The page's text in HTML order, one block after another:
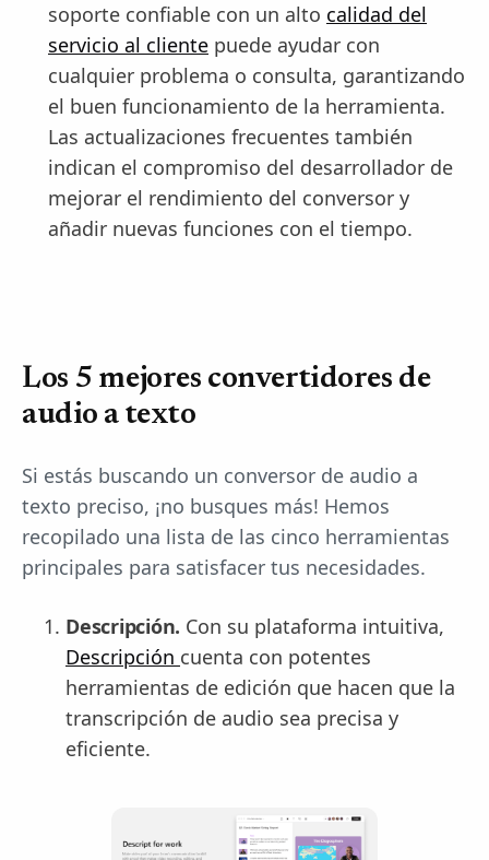
soporte confiable con un alto calidad del
servicio al cliente puede ayudar con
cualquier problema o consulta, garantizando
el buen funcionamiento de la herramienta.
Las actualizaciones frecuentes también
indican el compromiso del desarrollador de
mejorar el rendimiento del conversor y
añadir nuevas funciones con el tiempo.
Los 5 mejores convertidores de
audio a texto
Si estás buscando un conversor de audio a
texto preciso, ¡no busques más! Hemos
recopilado una lista de las cinco herramientas
principales para satisfacer tus necesidades.
Descripción. Con su plataforma intuitiva,
Descripción cuenta con potentes
herramientas de edición que hacen que la
transcripción de audio sea precisa y
eficiente.